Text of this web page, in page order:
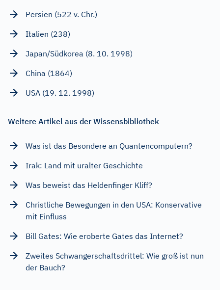
Persien (522 v. Chr.)
Italien (238)
Japan/Südkorea (8. 10. 1998)
China (1864)
USA (19. 12. 1998)
Weitere Artikel aus der Wissensbibliothek
Was ist das Besondere an Quantencomputern?
Irak: Land mit uralter Geschichte
Was beweist das Heldenfinger Kliff?
Christliche Bewegungen in den USA: Konservative
mit Einfluss
Bill Gates: Wie eroberte Gates das Internet?
Zweites Schwangerschaftsdrittel: Wie groß ist nun
der Bauch?